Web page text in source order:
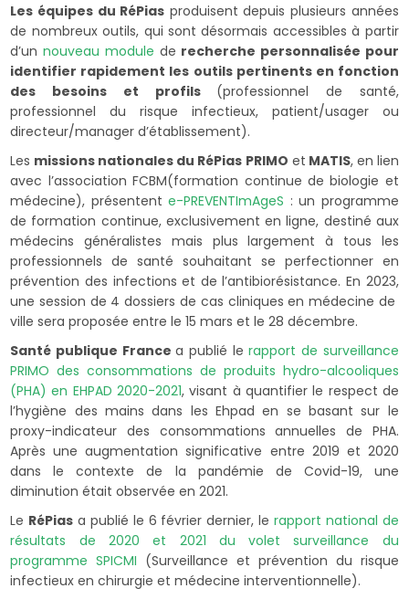
Les équipes du RéPias produisent depuis plusieurs années
de nombreux outils, qui sont désormais accessibles à partir
d’un nouveau module de recherche personnalisée pour
identifier rapidement les outils pertinents en fonction
des besoins et profils (professionnel de santé,
professionnel du risque infectieux, patient/usager ou
directeur/manager d’établissement).
Les missions nationales du RéPias PRIMO et MATIS, en lien
avec l’association FCBM(formation continue de biologie et
médecine), présentente-PREVENTImAgeS : un programme
de formation continue, exclusivement en ligne, destiné aux
médecins généralistes mais plus largement à tous les
professionnels de santé souhaitant se perfectionner en
prévention des infections et de l’antibiorésistance. En 2023,
une session de 4 dossiers de cas cliniques en médecine de
ville sera proposée entre le 15 mars et le 28 décembre.
Santé publique Francea publié lerapport de surveillance
PRIMO des consommations de produits hydro-alcooliques
(PHA) en EHPAD 2020-2021, visant à quantifier le respect de
l’hygiène des mains dans les Ehpad en se basant sur le
proxy-indicateur des consommations annuelles de PHA.
Après une augmentation significative entre 2019 et 2020
dans le contexte de la pandémie de Covid-19, une
diminution était observée en 2021.
Le RéPias a publié le 6 février dernier, le rapport national de
résultats de 2020 et 2021 du volet surveillance du
programme SPICMI (Surveillance et prévention du risque
infectieux en chirurgie et médecine interventionnelle).